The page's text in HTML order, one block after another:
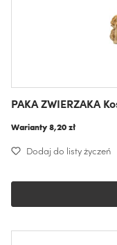
PAKA ZWIERZAKA
Warianty8,20 zł
Dodaj do listy życzeń